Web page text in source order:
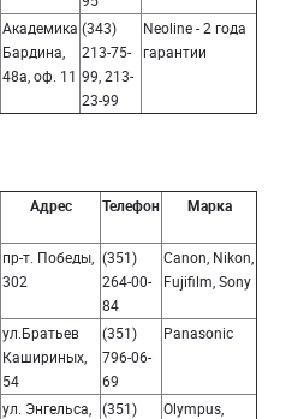
Академика
Бардина,
48а, оф. 11
(343)
213-75-
99, 213-
23-99
Neoline - 2 года
гарантии
Адрес Телефон Марка
пр-т. Победы,
302
(351)
264-00-
84
Canon, Nikon,
Fujifilm, Sony
ул.Братьев
Кашириных,
54
(351)
796-06-
69
Panasoniс
ул. Энгельса,
(351)
Olympus,